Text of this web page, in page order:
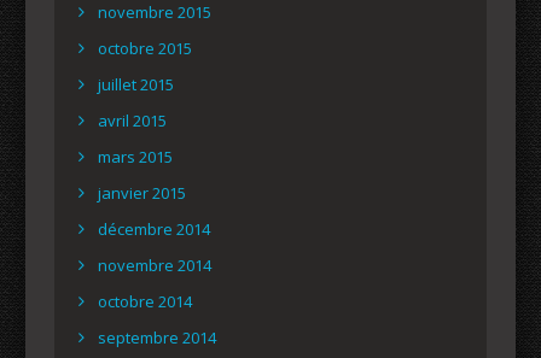
novembre 2015
octobre 2015
juillet 2015
avril 2015
mars 2015
janvier 2015
décembre 2014
novembre 2014
octobre 2014
septembre 2014